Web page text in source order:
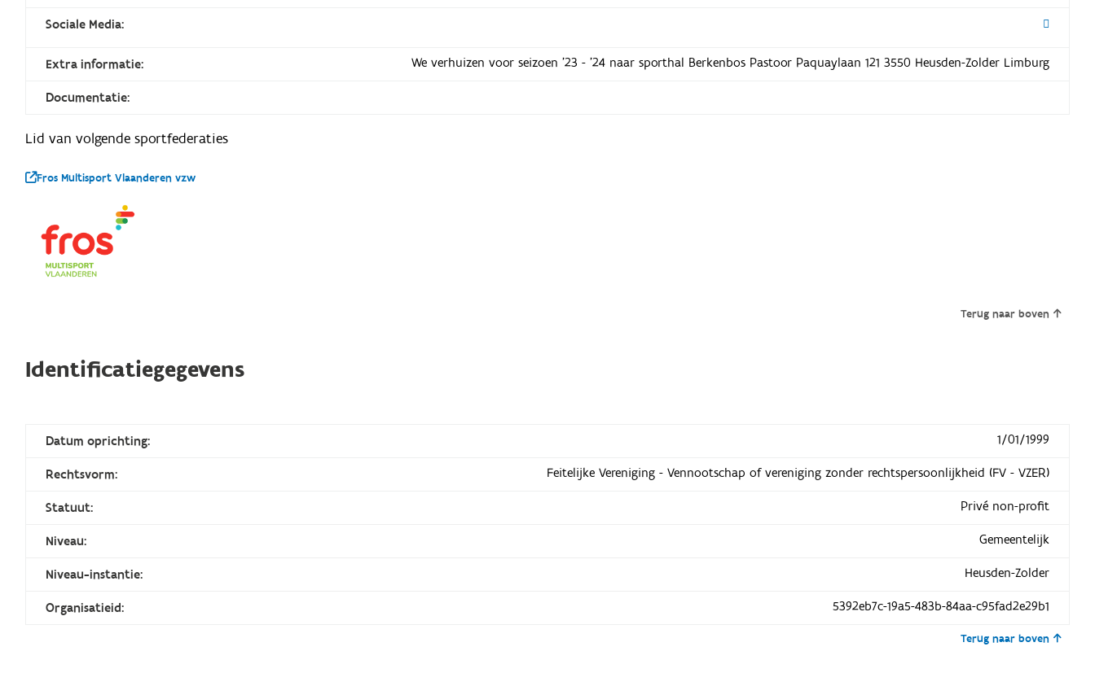
Sociale Media:
Extra informatie: We verhuizen voor seizoen '23 - '24 naar sporthal Berkenbos Pastoor Paquaylaan 121 3550 Heusden-Zolder Limburg
Documentatie:
Lid van volgende sportfederaties
Fros Multisport Vlaanderen vzw
Terug naar boven
Identificatiegegevens
Datum oprichting: 1/01/1999
Rechtsvorm: Feitelijke Vereniging - Vennootschap of vereniging zonder rechtspersoonlijkheid (FV - VZER)
Statuut: Privé non-profit
Niveau: Gemeentelijk
Niveau-instantie: Heusden-Zolder
Organisatieid: 5392eb7c-19a5-483b-84aa-c95fad2e29b1
Terug naar boven